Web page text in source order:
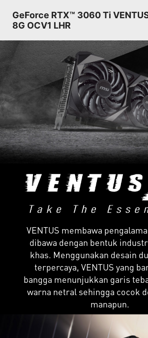
GeForce RTX™ 3060 Ti
8G OCV1 LHR
VENTUS membawa
dibawa dengan bentuk
khas. Menggunakan desain
terpercaya, VENTUS yang
bangga menunjukkan garis
warna netral sehingga cocok
manapun.